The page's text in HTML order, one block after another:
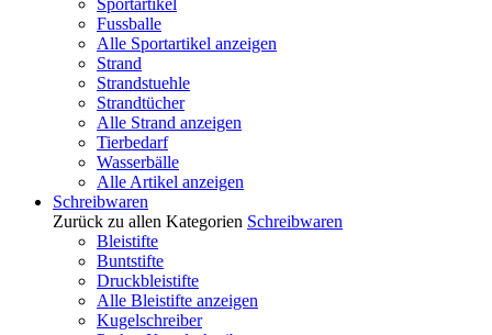
Sportartikel
Fussballe
Alle Sportartikel anzeigen
Strand
Strandstuehle
Strandtücher
Alle Strand anzeigen
Tierbedarf
Wasserbälle
Alle Artikel anzeigen
Schreibwaren
Zurück zu allen Kategorien Schreibwaren
Bleistifte
Buntstifte
Druckbleistifte
Alle Bleistifte anzeigen
Kugelschreiber